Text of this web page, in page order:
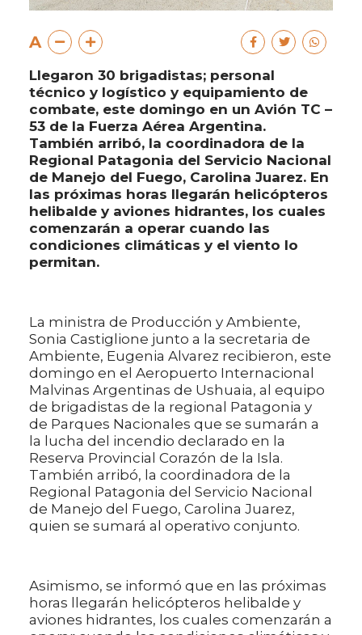
A
Llegaron 30 brigadistas; personal
técnico y logístico y equipamiento de
combate, este domingo en un Avión TC –
53 de la Fuerza Aérea Argentina.
También arribó, la coordinadora de la
Regional Patagonia del Servicio Nacional
de Manejo del Fuego, Carolina Juarez. En
las próximas horas llegarán helicópteros
helibalde y aviones hidrantes, los cuales
comenzarán a operar cuando las
condiciones climáticas y el viento lo
permitan.
La ministra de Producción y Ambiente,
Sonia Castiglione junto a la secretaria de
Ambiente, Eugenia Alvarez recibieron, este
domingo en el Aeropuerto Internacional
Malvinas Argentinas de Ushuaia, al equipo
de brigadistas de la regional Patagonia y
de Parques Nacionales que se sumarán a
la lucha del incendio declarado en la
Reserva Provincial Corazón de la Isla.
También arribó, la coordinadora de la
Regional Patagonia del Servicio Nacional
de Manejo del Fuego, Carolina Juarez,
quien se sumará al operativo conjunto.
Asimismo, se informó que en las próximas
horas llegarán helicópteros helibalde y
aviones hidrantes, los cuales comenzarán a